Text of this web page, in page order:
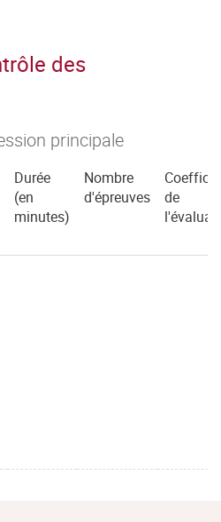
des
principale
Durée
(en
minutes)
Nombre
d'épreuves
de